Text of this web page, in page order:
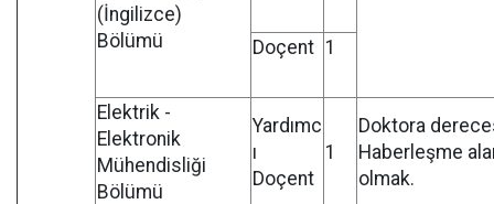
(İngilizce)
Bölümü
Doçent 1
Elektrik -
Elektronik
Mühendisliği
Bölümü
Yardımc
ı
Doçent
1
Doktora
Haberleşme
olmak.